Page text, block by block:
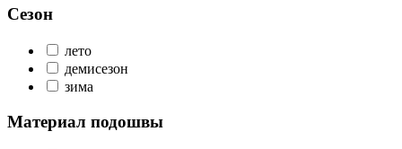
Сезон
лето
демисезон
зима
Материал подошвы